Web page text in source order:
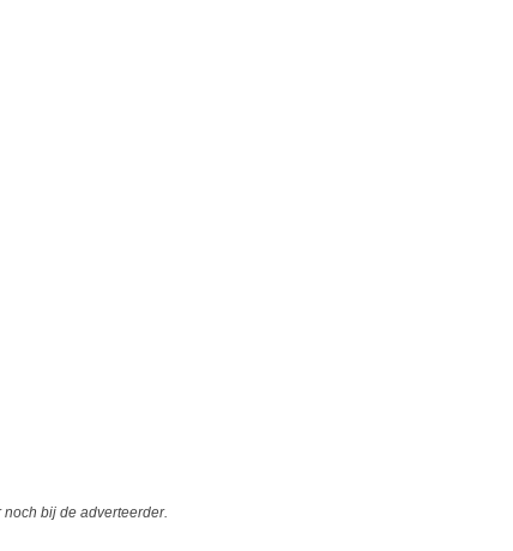
bij de adverteerder.